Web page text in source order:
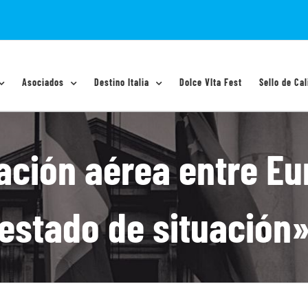
Asociados Destino Italia Dolce VIta Fest Sello de
aérea entre
de situación»